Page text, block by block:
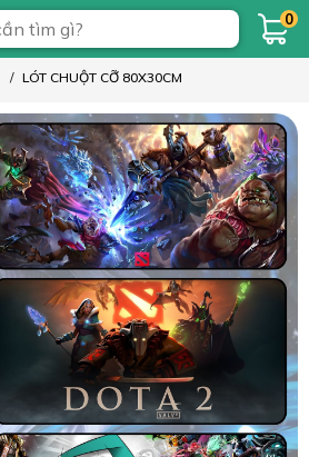
0
LÓT CHUỘT CỠ 80X30CM